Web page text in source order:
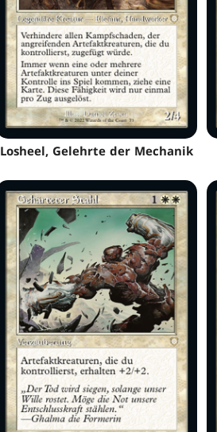
Losheel, Gelehrte der Mechanik